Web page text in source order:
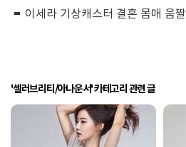
이세라 기상캐스터 결혼 몸매 움짤
'셀러브리티/아나운서' 카테고리 관련 글